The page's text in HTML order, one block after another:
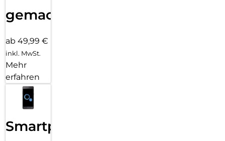
gemacht!
ab 49,99 €
inkl. MwSt.
Mehr
erfahren
Smartphone